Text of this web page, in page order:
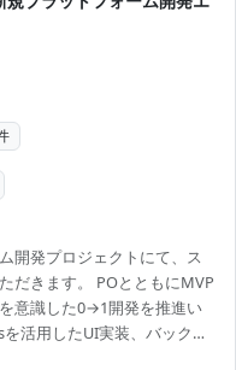
開発プロジェクトにて、ス
だきます。 POとともにMVP
意識した0→1開発を推進い
活用したUI実装、バックエ